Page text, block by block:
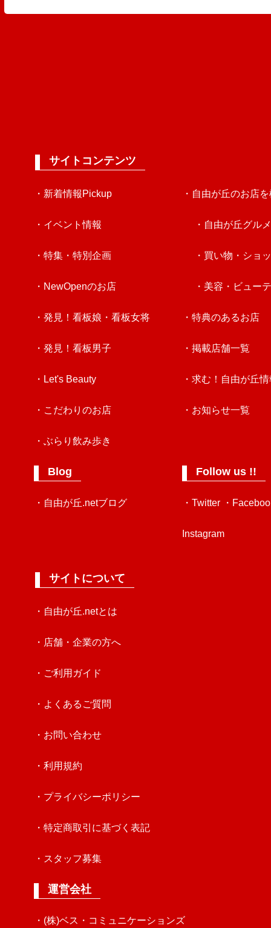
サイトコンテンツ
・新着情報Pickup
・イベント情報
・特集・特別企画
・NewOpenのお店
・発見！看板娘・看板女将
・発見！看板男子
・Let's Beauty
・こだわりのお店
・ぶらり飲み歩き
Blog
・自由が丘.netブログ
・自由が丘のお店
・自由が丘グルメ
・買い物・ショ
・美容・ビュー
・特典のあるお店
・掲載店舗一覧
・求む！自由が丘
・お知らせ一覧
Follow us !!
・Twitter ・
Instagram
サイトについて
・自由が丘.netとは
・店舗・企業の方へ
・ご利用ガイド
・よくあるご質問
・お問い合わせ
・利用規約
・プライバシーポリシー
・特定商取引に基づく表記
・スタッフ募集
運営会社
・(株)ベス・コミュニケーションズ